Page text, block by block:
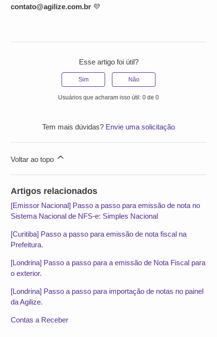
contato@agilize.com.br 💜
Esse artigo foi útil?
Sim Não
Usuários que acharam isso útil: 0 de 0
Tem mais dúvidas? Envie uma solicitação
Voltar ao topo
Artigos relacionados
[Emissor Nacional] Passo a passo para emissão de nota no
Sistema Nacional de NFS-e: Simples Nacional
[Curitiba] Passo a passo para emissão de nota fiscal na
Prefeitura.
[Londrina] Passo a passo para a emissão de Nota Fiscal para
o exterior.
[Londrina] Passo a passo para importação de notas no painel
da Agilize.
Contas a Receber